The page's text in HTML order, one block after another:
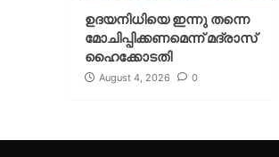
ഉദയനിധിയെ ഇന്നു തന്നെ
മോചിപ്പിക്കണമെന്ന് മദ്രാസ്
ഹൈക്കോടതി
August 4, 2026 0